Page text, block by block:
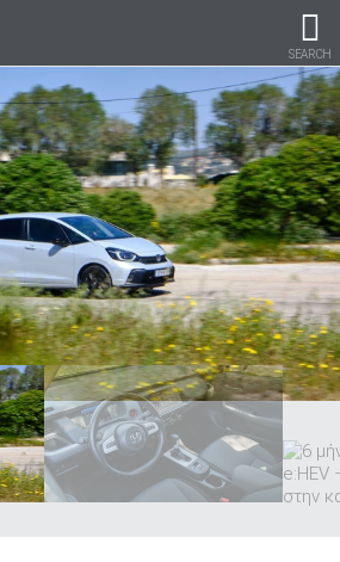
SEARCH
πάντα για το
βρες το!